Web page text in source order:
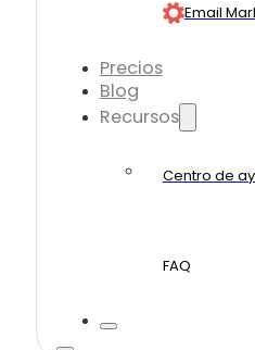
Email
Precios
Blog
Recursos
Centro de
FAQ